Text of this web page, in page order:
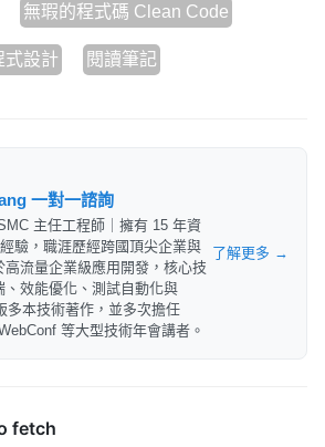
無瑕的程式碼 Clean Code
式設計 閱讀筆記
一對一諮詢
主任工程師｜擁有 15 年資
驗，職涯歷經跨國頂尖企業與
高流量企業級應用開發，核心技
、效能優化、測試自動化與
多本技術著作，並多次擔任
等大型技術年會講者。
了解更多 →